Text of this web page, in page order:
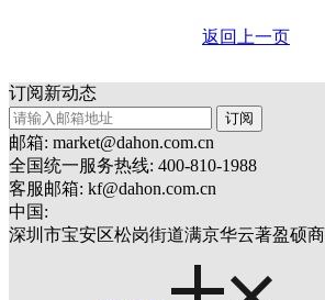
返回上一页
订阅新动态
订阅
邮箱: market@dahon.com.cn
全国统一服务热线: 400-810-1988
客服邮箱: kf@dahon.com.cn
中国:
深圳市宝安区松岗街道满京华云著盈硕